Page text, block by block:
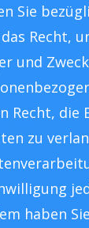
Sie
Recht,
und
Recht, die
zu
haben